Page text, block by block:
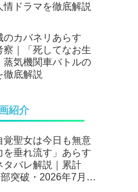
情ドラマを徹底解説
のカバネリあらす
察｜「死してなお生
蒸気機関車バトルの
徹底解説
紹介
覚聖女は今日も無意
を垂れ流す」あらす
タバレ解説｜累計
突破・2026年7月ア